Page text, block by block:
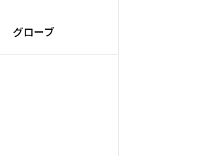
グローブ